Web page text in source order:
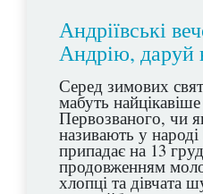
Андріївські
Андрію, даруй
Серед зимових
мабуть
Первозваного, чи
називають у
припадає на 13
продовженням
хлопці та дівчата